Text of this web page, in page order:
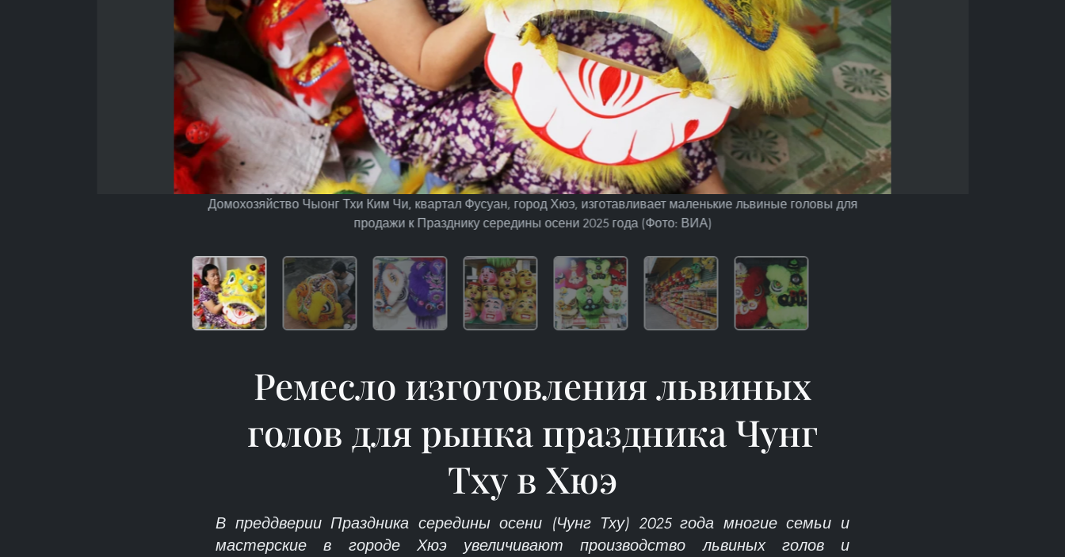
Домохозяйство Чыонг Тхи Ким Чи, квартал Фусуан, город Хюэ, изготавливает маленькие львиные головы для
продажи к Празднику середины осени 2025 года (Фото: ВИА)
Ремесло изготовления львиных
голов для рынка праздника Чунг
Тху в Хюэ
В преддверии Праздника середины осени (Чунг Тху) 2025 года многие семьи и
мастерские в городе Хюэ увеличивают производство львиных голов и